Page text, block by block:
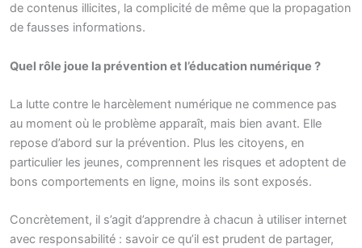
de contenus illicites, la complicité de même que la propagation
de fausses informations.
Quel rôle joue la prévention et l’éducation numérique ?
La lutte contre le harcèlement numérique ne commence pas
au moment où le problème apparaît, mais bien avant. Elle
repose d’abord sur la prévention. Plus les citoyens, en
particulier les jeunes, comprennent les risques et adoptent de
bons comportements en ligne, moins ils sont exposés.
Concrètement, il s’agit d’apprendre à chacun à utiliser internet
avec responsabilité : savoir ce qu’il est prudent de partager,